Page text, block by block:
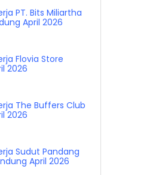
PT. Bits Miliartha
April 2026
Flovia Store
2026
The Buffers Club
2026
Sudut Pandang
April 2026